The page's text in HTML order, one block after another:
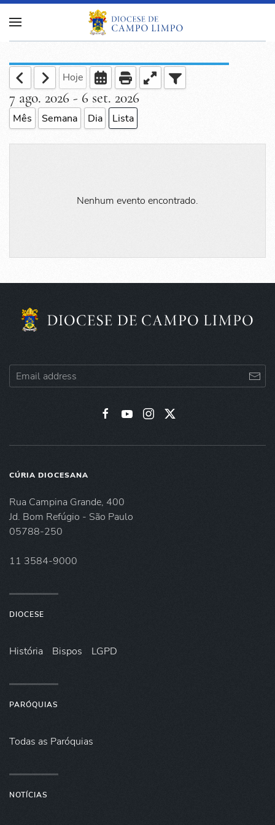
Hoje
7 ago. 2026 - 6 set. 2026
Mês Semana Dia Lista
Nenhum evento encontrado.
CÚRIA DIOCESANA
Rua Campina Grande, 400
Jd. Bom Refúgio - São Paulo
05788-250
11 3584-9000
DIOCESE
História Bispos LGPD
PARÓQUIAS
Todas as Paróquias
NOTÍCIAS